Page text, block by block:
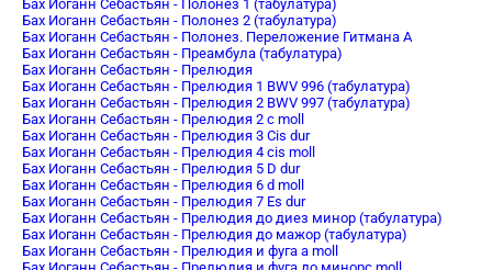
Бах Иоганн Себастьян - Полонез 1 (табулатура)
Бах Иоганн Себастьян - Полонез 2 (табулатура)
Бах Иоганн Себастьян - Полонез. Переложение Гитмана А
Бах Иоганн Себастьян - Преамбула (табулатура)
Бах Иоганн Себастьян - Прелюдия
Бах Иоганн Себастьян - Прелюдия 1 BWV 996 (табулатура)
Бах Иоганн Себастьян - Прелюдия 2 BWV 997 (табулатура)
Бах Иоганн Себастьян - Прелюдия 2 c moll
Бах Иоганн Себастьян - Прелюдия 3 Cis dur
Бах Иоганн Себастьян - Прелюдия 4 cis moll
Бах Иоганн Себастьян - Прелюдия 5 D dur
Бах Иоганн Себастьян - Прелюдия 6 d moll
Бах Иоганн Себастьян - Прелюдия 7 Es dur
Бах Иоганн Себастьян - Прелюдия до диез минор (табулатура)
Бах Иоганн Себастьян - Прелюдия до мажор (табулатура)
Бах Иоганн Себастьян - Прелюдия и фуга a moll